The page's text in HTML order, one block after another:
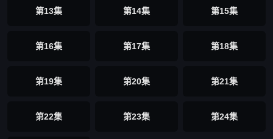
第13集 第14集 第15集
第16集 第17集 第18集
第19集 第20集 第21集
第22集 第23集 第24集